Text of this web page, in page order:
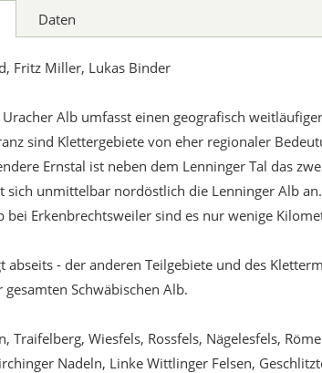
Daten
Fritz Miller, Lukas Binder
Alb umfasst einen geografisch
sind Klettergebiete von eher regionaler
Ernstal ist neben dem Lenninger Tal das
sich unmittelbar nordöstlich die Lenninger Alb
bei Erkenbrechtsweiler sind es nur wenige
abseits - der anderen Teilgebiete und des
gesamten Schwäbischen Alb.
Traifelberg, Wiesfels, Rossfels, Nägelesfels,
Nadeln, Linke Wittlinger Felsen,